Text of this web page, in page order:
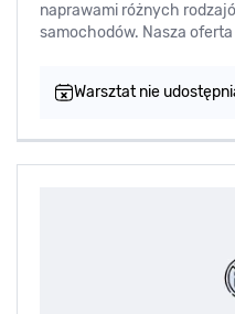
naprawami różnych
samochodów. Nasza
Warsztat nie